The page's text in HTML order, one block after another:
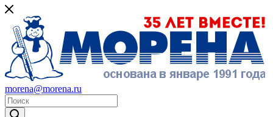
morena@morena.ru